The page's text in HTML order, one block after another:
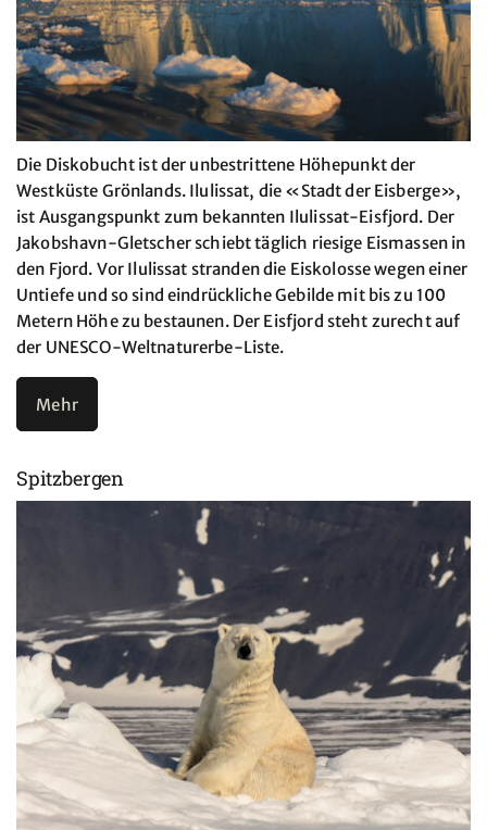
Die Diskobucht ist der unbestrittene Höhepunkt der
Westküste Grönlands. Ilulissat, die «Stadt der Eisberge»,
ist Ausgangspunkt zum bekannten Ilulissat-Eisfjord. Der
Jakobshavn-Gletscher schiebt täglich riesige Eismassen in
den Fjord. Vor Ilulissat stranden die Eiskolosse wegen einer
Untiefe und so sind eindrückliche Gebilde mit bis zu 100
Metern Höhe zu bestaunen. Der Eisfjord steht zurecht auf
der UNESCO-Weltnaturerbe-Liste.
Mehr
Spitzbergen